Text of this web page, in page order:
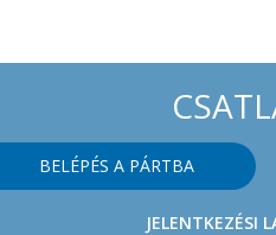
BELÉPÉS A PÁRTBA
JELENTKEZÉSI